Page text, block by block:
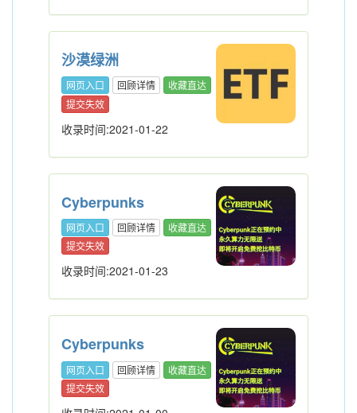
沙漠绿洲
网页入口 回顾详情
收藏直达
提交失效
收录时间:2021-01-22
Cyberpunks
网页入口 回顾详情
收藏直达
提交失效
收录时间:2021-01-23
Cyberpunks
网页入口 回顾详情
收藏直达
提交失效